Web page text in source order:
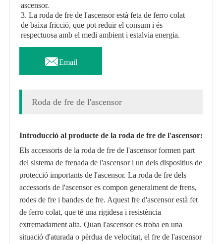
ascensor.
3. La roda de fre de l'ascensor està feta de ferro colat
de baixa fricció, que pot reduir el consum i és
respectuosa amb el medi ambient i estalvia energia.
Email
Roda de fre de l'ascensor
Introducció al producte de la roda de fre de l'ascensor:
Els accessoris de la roda de fre de l'ascensor formen part
del sistema de frenada de l'ascensor i un dels dispositius de
protecció importants de l'ascensor. La roda de fre dels
accessoris de l'ascensor es compon generalment de frens,
rodes de fre i bandes de fre. Aquest fre d'ascensor està fet
de ferro colat, que té una rigidesa i resistència
extremadament alta. Quan l'ascensor es troba en una
situació d'aturada o pèrdua de velocitat, el fre de l'ascensor